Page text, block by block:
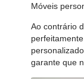
Móveis
Ao contrário
garante que